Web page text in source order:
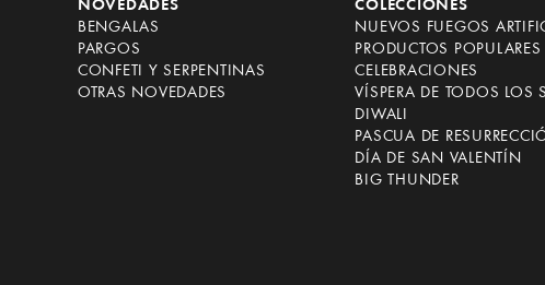
NOVEDADES
BENGALAS
PARGOS
CONFETI Y SERPENTINAS
OTRAS NOVEDADES
COLECCIONES
NUEVOS FUEGOS
PRODUCTOS POPULARES
CELEBRACIONES
VÍSPERA DE TODOS LOS
DIWALI
PASCUA DE
DÍA DE SAN VALENTÍN
BIG THUNDER